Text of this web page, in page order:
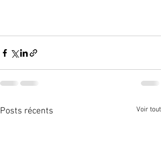
Posts récents Voir tout